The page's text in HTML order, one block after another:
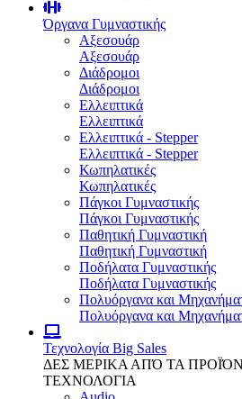
Όργανα Γυμναστικής
Αξεσουάρ
Αξεσουάρ
Διάδρομοι
Διάδρομοι
Ελλειπτικά
Ελλειπτικά
Ελλειπτικά - Stepper
Ελλειπτικά - Stepper
Κωπηλατικές
Κωπηλατικές
Πάγκοι Γυμναστικής
Πάγκοι Γυμναστικής
Παθητική Γυμναστική
Παθητική Γυμναστική
Ποδήλατα Γυμναστικής
Ποδήλατα Γυμναστικής
Πολυόργανα και
Πολυόργανα και
Τεχνολογία Big Sales
ΔΕΣ ΜΕΡΙΚΑ ΑΠΌ ΤΑ
ΤΕΧΝΟΛΟΓΙΑ